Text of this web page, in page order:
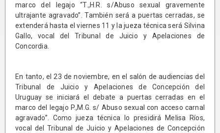
marco del legajo “T.,H.R. s/Abuso sexual gravemente
ultrajante agravado”. También será a puertas cerradas, se
extenderá hasta el viernes 11 y la jueza técnica será Silvina
Gallo, vocal del Tribunal de Juicio y Apelaciones de
Concordia.
En tanto, el 23 de noviembre, en el salón de audiencias del
Tribunal de Juicio y Apelaciones de Concepción del
Uruguay se iniciará el debate a puertas cerradas en el
marco del legajo P.,M.G. s/ Abuso sexual con acceso carnal
agravado”. Como jueza técnica lo presidirá Melisa Ríos,
vocal del Tribunal de Juicio y Apelaciones de Concepción